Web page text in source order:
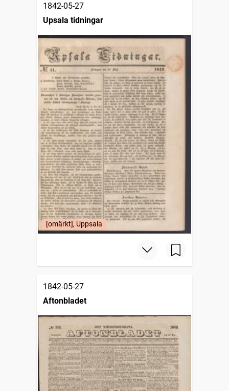
1842-05-27
Upsala tidningar
[omärkt], Uppsala
1842-05-27
Aftonbladet